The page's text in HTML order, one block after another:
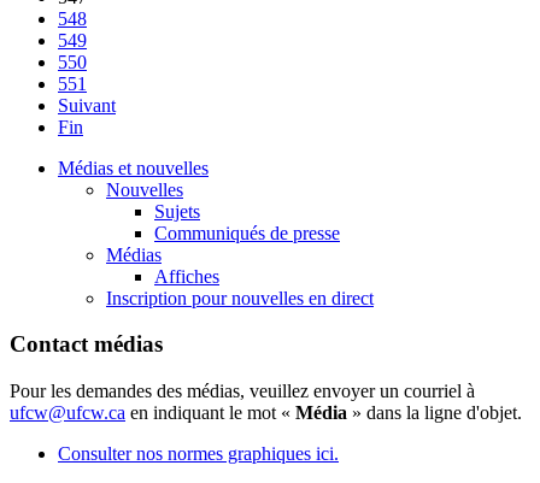
548
549
550
551
Suivant
Fin
Médias et nouvelles
Nouvelles
Sujets
Communiqués de presse
Médias
Affiches
Inscription pour nouvelles en direct
Contact médias
Pour les demandes des médias, veuillez envoyer un courriel à
ufcw@ufcw.ca en indiquant le mot « Média » dans la ligne d'objet.
Consulter nos normes graphiques ici.